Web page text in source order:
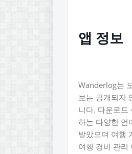
앱 정보
Wanderlog는
보는 공개되지
니다. 다운로드
하는 다양한 언
받았으며 여행
여행 경비 관리